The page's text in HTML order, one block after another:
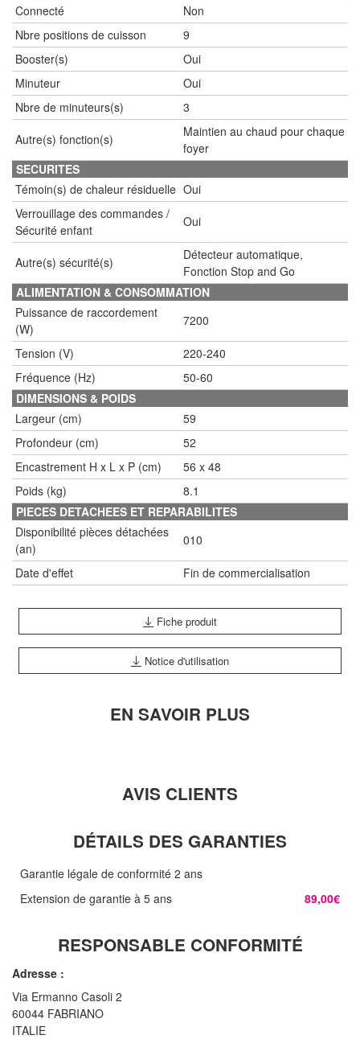
Connecté
Non
Nbre positions de cuisson
9
Booster(s)
Oui
Minuteur
Oui
Nbre de minuteurs(s)
3
Autre(s) fonction(s)
Maintien au chaud pour chaque
foyer
SECURITES
Témoin(s) de chaleur résiduelle Oui
Verrouillage des commandes /
Sécurité enfant
Oui
Autre(s) sécurité(s)
Détecteur automatique,
Fonction Stop and Go
ALIMENTATION & CONSOMMATION
Puissance de raccordement
(W)
7200
Tension (V)
220-240
Fréquence (Hz)
50-60
DIMENSIONS & POIDS
Largeur (cm)
59
Profondeur (cm)
52
Encastrement H x L x P (cm)
56 x 48
Poids (kg)
8.1
PIECES DETACHEES ET REPARABILITES
Disponibilité pièces détachées
(an)
010
Date d'effet Fin de commercialisation
Fiche produit
Notice d'utilisation
EN SAVOIR PLUS
AVIS CLIENTS
DÉTAILS DES GARANTIES
Garantie légale de conformité 2 ans
Extension de garantie à 5 ans
89,00€
RESPONSABLE CONFORMITÉ
Adresse :
Via Ermanno Casoli 2
60044 FABRIANO
ITALIE